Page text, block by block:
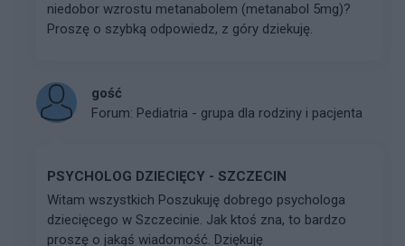
niedobor wzrostu metanabolem (metanabol 5mg)?
Proszę o szybką odpowiedz, z góry dziekuję.
gość
Forum: Pediatria - grupa dla rodziny i pacjenta
PSYCHOLOG DZIECIĘCY - SZCZECIN
Witam wszystkich Poszukuję dobrego psychologa
dziecięcego w Szczecinie. Jak ktoś zna, to bardzo
proszę o jakąś wiadomość. Dziękuję